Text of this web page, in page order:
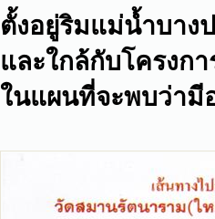
ตั้งอยู่ริมแม่น้ำบาง
และใกล้กับโครงก
ในแผนที่จะพบว่ามี